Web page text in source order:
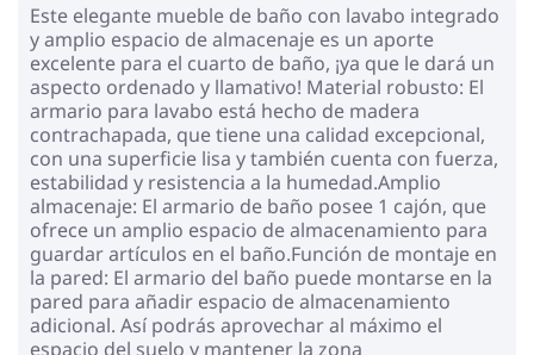
Este elegante mueble de baño con lavabo integrado
y amplio espacio de almacenaje es un aporte
excelente para el cuarto de baño, ¡ya que le dará un
aspecto ordenado y llamativo! Material robusto: El
armario para lavabo está hecho de madera
contrachapada, que tiene una calidad excepcional,
con una superficie lisa y también cuenta con fuerza,
estabilidad y resistencia a la humedad.Amplio
almacenaje: El armario de baño posee 1 cajón, que
ofrece un amplio espacio de almacenamiento para
guardar artículos en el baño.Función de montaje en
la pared: El armario del baño puede montarse en la
pared para añadir espacio de almacenamiento
adicional. Así podrás aprovechar al máximo el
espacio del suelo y mantener la zona